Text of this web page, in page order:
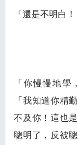
「還是不明白！
「你慢慢地學
「我知道你精
不及你！這也
聰明了，反被